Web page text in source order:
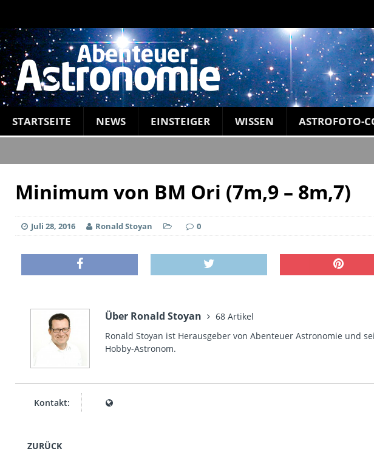
STARTSEITE NEWS EINSTEIGER WISSEN ASTROFOTO-
Minimum von BM Ori (7m,9 – 8m,7)
Juli 28, 2016 Ronald Stoyan 0
Über Ronald Stoyan
68 Artikel
Ronald Stoyan ist Herausgeber von Abenteuer Astronomie und
Hobby-Astronom.
Kontakt:
ZURÜCK